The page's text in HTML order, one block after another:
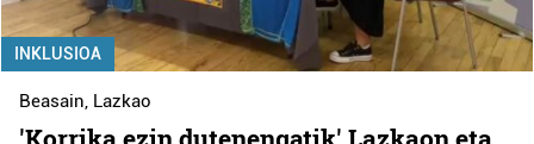
INKLUSIOA
Beasain, Lazkao